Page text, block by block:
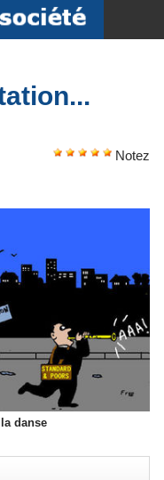
Notez
danse